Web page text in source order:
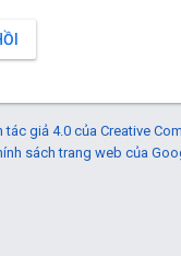
tác giả 4.0 của Creative
sách trang web của